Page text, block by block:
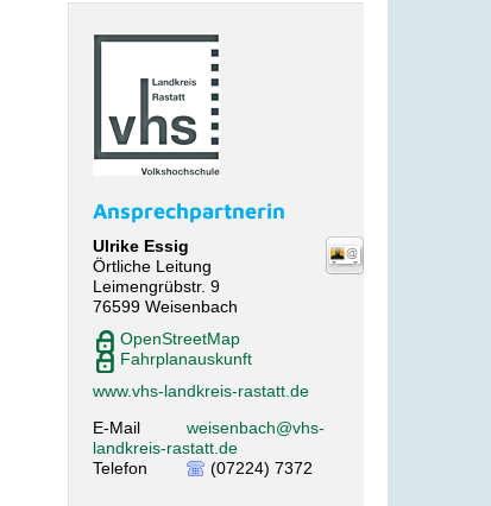
Ansprechpartnerin
Ulrike Essig
Örtliche Leitung
Leimengrübstr. 9
76599 Weisenbach
OpenStreetMap
Fahrplanauskunft
www.vhs-landkreis-rastatt.de
E-Mail
weisenbach@vhs-
landkreis-rastatt.de
Telefon
(07224) 7372